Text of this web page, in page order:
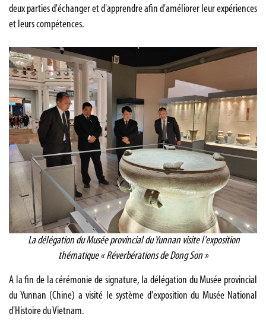
deux parties d'échanger et d'apprendre afin d'améliorer leur expériences
et leurs compétences.
La délégation du Musée provincial du Yunnan visite l'exposition
thématique « Réverbérations de Dong Son »
A la fin de la cérémonie de signature, la délégation du Musée provincial
du Yunnan (Chine) a visité le système d'exposition du Musée National
d'Histoire du Vietnam.